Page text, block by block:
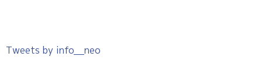
Tweets by info__neo